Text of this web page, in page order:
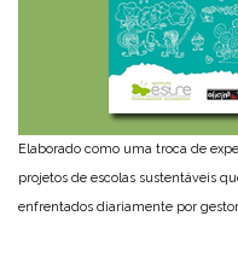
Elaborado como uma troca de
projetos de escolas sustentáveis
enfrentados diariamente por